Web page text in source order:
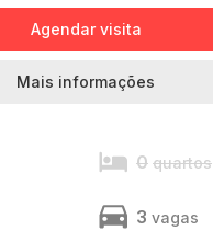
Agendar visita
Mais informações
0 quartos
3 vagas